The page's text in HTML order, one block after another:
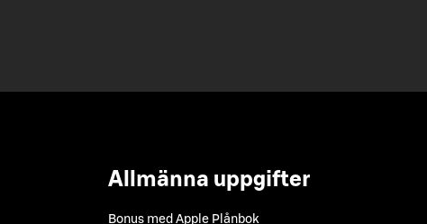
Allmänna uppgifter
Bonus med Apple Plånbok